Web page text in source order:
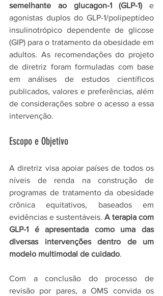
semelhante ao glucagon-1 (GLP-1) e
agonistas duplos do GLP-1/polipeptídeo
insulinotrópico dependente de glicose
(GIP) para o tratamento da obesidade em
adultos. As recomendações do projeto
de diretriz foram formuladas com base
em análises de estudos científicos
publicados, valores e preferências, além
de considerações sobre o acesso a essa
intervenção.
Escopo e Objetivo
A diretriz visa apoiar países de todos os
níveis de renda na construção de
programas de tratamento da obesidade
crônica equitativos, baseados em
evidências e sustentáveis. A terapia com
GLP-1 é apresentada como uma das
diversas intervenções dentro de um
modelo multimodal de cuidado.
Com a conclusão do processo de
revisão por pares, a OMS convida os